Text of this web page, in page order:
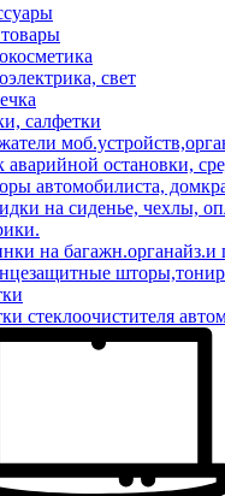
свет
салфетки
аварийной остановки,
автомобилиста,
на сиденье, чехлы,
на багажн.органайз.и
стеклоочистителя